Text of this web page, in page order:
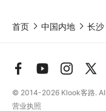
首页 中国内地 长沙
© 2014-2026 Klook客路.
营业执照